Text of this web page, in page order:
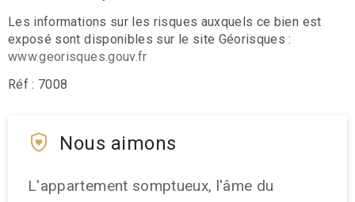
Les informations sur les risques auxquels ce bien est
exposé sont disponibles sur le site Géorisques :
www.georisques.gouv.fr
Réf : 7008
Nous aimons
L'appartement somptueux, l'âme du